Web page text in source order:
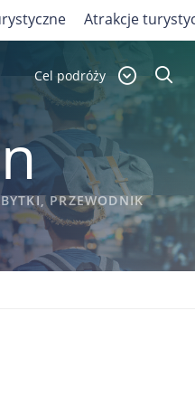
Cel podróży
PRZEWODNIK
Atrakcje